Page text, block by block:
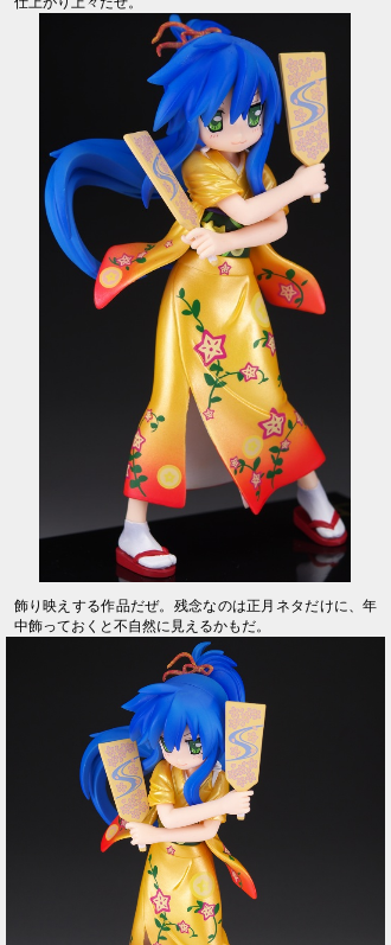
飾り映えする作品だぜ。残念なのは正月ネタだけに、年
中飾っておくと不自然に見えるかもだ。